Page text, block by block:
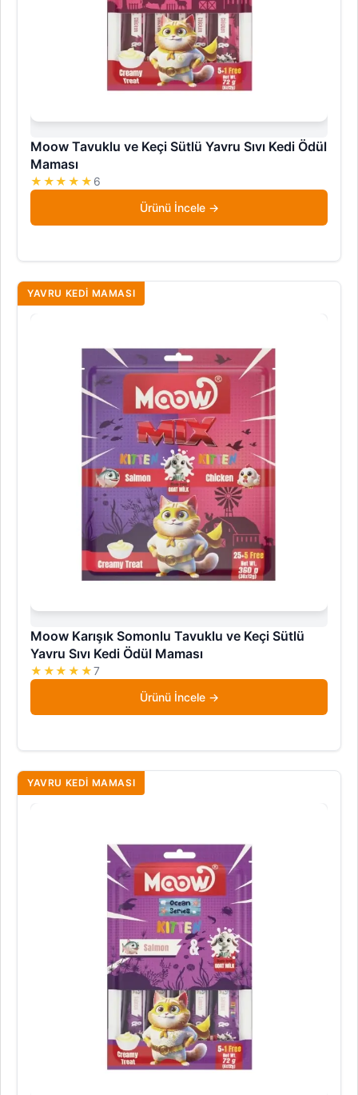
Moow Tavuklu ve Keçi Sütlü Yavru Sıvı Kedi Ödül
Maması
★★★★★ 6
Ürünü İncele
YAVRU KEDI MAMASI
Moow Karışık Somonlu Tavuklu ve Keçi Sütlü
Yavru Sıvı Kedi Ödül Maması
★★★★★7
Ürünü İncele
YAVRU KEDI MAMASI